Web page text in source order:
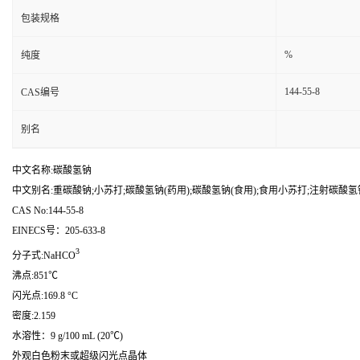
包装规格
纯度 %
CAS编号 144-55-8
别名
中文名称:碳酸氢钠
中文别名:重碳酸钠;小苏打;碳酸氢钠(药用);碳酸氢钠(食用);食用小苏打;注射碳酸氢
CAS No:144-55-8
EINECS号：205-633-8
分子式:NaHCO3
沸点:851℃
闪光点:169.8 °C
密度:2.159
水溶性：9 g/100 mL (20℃)
外观白色粉末或超级闪光点晶体